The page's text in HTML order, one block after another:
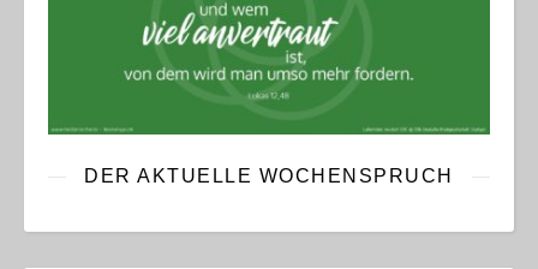
DER AKTUELLE WOCHENSPRUCH